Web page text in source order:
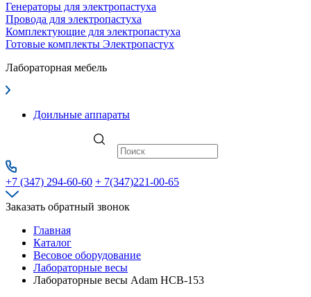
Генераторы для электропастуха
Провода для электропастуха
Комплектующие для электропастуха
Готовые комплекты Электропастух
Лабораторная мебель
Доильные аппараты
+7 (347) 294-60-60 + 7(347)221-00-65
Заказать обратный звонок
Главная
Каталог
Весовое оборудование
Лабораторные весы
Лабораторные весы Adam HCB-153